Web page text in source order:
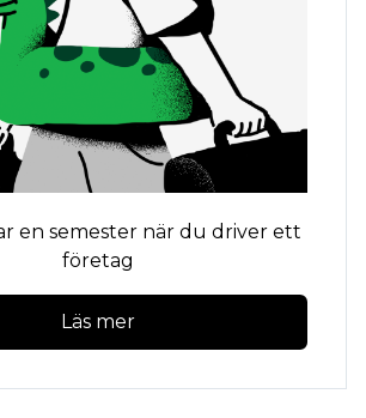
en semester när du driver ett
företag
Läs mer